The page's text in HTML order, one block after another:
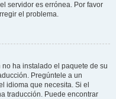
servidor es errónea. Por favor
el problema.
ha instalado el paquete de su
Pregúntele a un
idioma que necesita. Si el
traducción. Puede encontrar